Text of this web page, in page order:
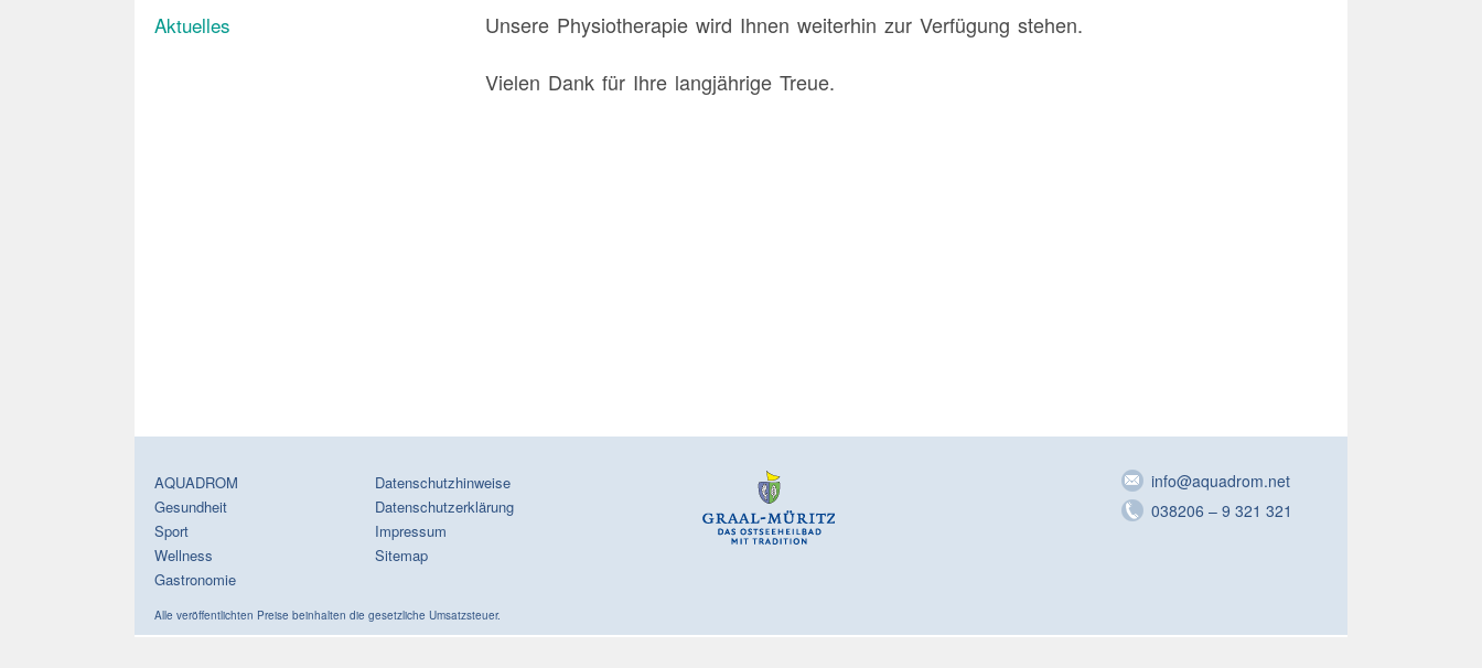
Aktuelles
Unsere Physiotherapie wird Ihnen weiterhin zur Verfügung stehen.
Vielen Dank für Ihre langjährige Treue.
AQUADROM
Gesundheit
Sport
Wellness
Gastronomie
Datenschutzhinweise
Datenschutzerklärung
Impressum
Sitemap
info@aquadrom.net
038206 – 9 321 321
Alle veröffentlichten Preise beinhalten die gesetzliche Umsatzsteuer.